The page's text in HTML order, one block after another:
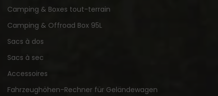
Camping & Boxes tout-terrain
Camping & Offroad Box 95L
Sacs à dos
Sacs à sec
Accessoires
Fahrzeughöhen-Rechner für Geländewagen